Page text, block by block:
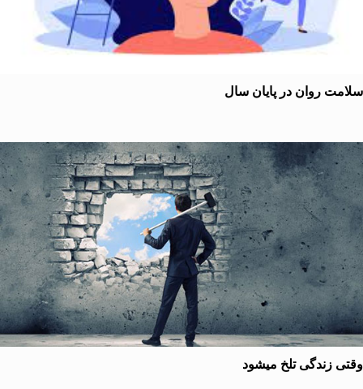
روان در پایان سال
زندگی تلخ میشود